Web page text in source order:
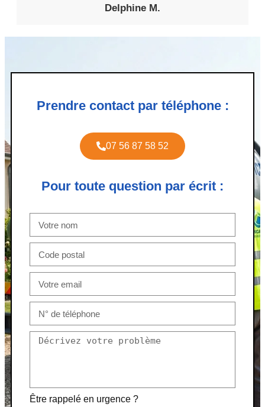
Delphine M.
Prendre contact par téléphone :
07 56 87 58 52
Pour toute question par écrit :
Être rappelé en urgence ?